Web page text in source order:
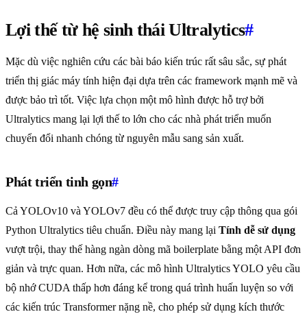
Lợi thế từ hệ sinh thái Ultralytics#
Mặc dù việc nghiên cứu các bài báo kiến trúc rất sâu sắc, sự phát
triển thị giác máy tính hiện đại dựa trên các framework mạnh mẽ và
được bảo trì tốt. Việc lựa chọn một mô hình được hỗ trợ bởi
Ultralytics mang lại lợi thế to lớn cho các nhà phát triển muốn
chuyển đổi nhanh chóng từ nguyên mẫu sang sản xuất.
Phát triển tinh gọn#
Cả YOLOv10 và YOLOv7 đều có thể được truy cập thông qua gói
Python Ultralytics tiêu chuẩn. Điều này mang lại Tính dễ sử dụng
vượt trội, thay thế hàng ngàn dòng mã boilerplate bằng một API đơn
giản và trực quan. Hơn nữa, các mô hình Ultralytics YOLO yêu cầu
bộ nhớ CUDA thấp hơn đáng kể trong quá trình huấn luyện so với
các kiến trúc Transformer nặng nề, cho phép sử dụng kích thước